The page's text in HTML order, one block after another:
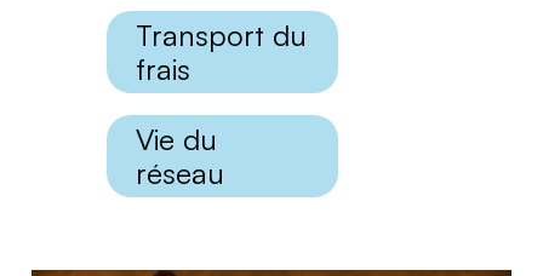
Transport du
frais
Vie du
réseau